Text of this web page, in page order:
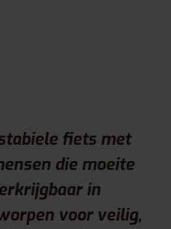
fiets met
die moeite
in
voor veilig,